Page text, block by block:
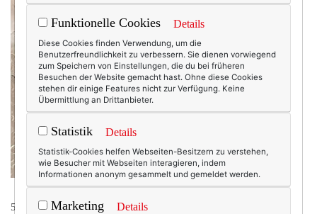
50+ LIFESTYLE
Funktionelle Cookies Details
Diese Cookies finden Verwendung, um die
Benutzerfreundlichkeit zu verbessern. Sie dienen vorwiegend
zum Speichern von Einstellungen, die du bei früheren
Besuchen der Website gemacht hast. Ohne diese Cookies
stehen dir einige Features nicht zur Verfügung. Keine
Übermittlung an Drittanbieter.
Statistik Details
Statistik-Cookies helfen Webseiten-Besitzern zu verstehen,
wie Besucher mit Webseiten interagieren, indem
Informationen anonym gesammelt und gemeldet werden.
Marketing Details